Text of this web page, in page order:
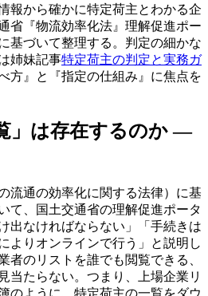
報から確かに特定荷主とわかる企
省『物流効率化法』理解促進ポー
基づいて整理する。判定の細かな
姉妹記事特定荷主の判定と実務ガ
方』と『指定の仕組み』に焦点を
」は存在するのか —
流通の効率化に関する法律）に基
て、国土交通省の理解促進ポータ
出なければならない」「手続きは
よりオンラインで行う」と説明し
者のリストを誰でも閲覧できる、
当たらない。つまり、上場企業リ
のように、特定荷主の一覧をダウ